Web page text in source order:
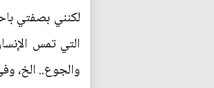
لكنني بصفتي
التي تمس
والجوع.. الخ،